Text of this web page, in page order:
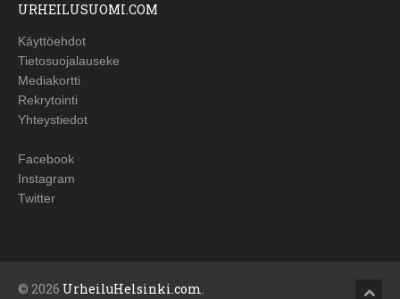
URHEILUSUOMI.COM
Käyttöehdot
Tietosuojalauseke
Mediakortti
Rekrytointi
Yhteystiedot
Facebook
Instagram
Twitter
© 2026 UrheiluHelsinki.com.